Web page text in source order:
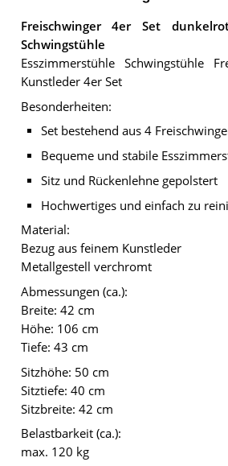
Freischwinger 4er Set
Schwingstühle
Esszimmerstühle Schwingstühle
Kunstleder 4er Set
Besonderheiten:
Set bestehend aus 4
Bequeme und stabile
Sitz und Rückenlehne gepolstert
Hochwertiges und einfach zu
Material:
Bezug aus feinem Kunstleder
Metallgestell verchromt
Abmessungen (ca.):
Breite: 42 cm
Höhe: 106 cm
Tiefe: 43 cm
Sitzhöhe: 50 cm
Sitztiefe: 40 cm
Sitzbreite: 42 cm
Belastbarkeit (ca.):
max. 120 kg